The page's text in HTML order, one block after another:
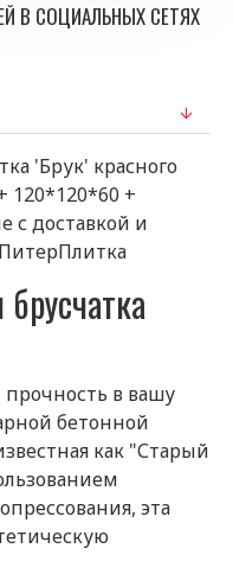
В СОЦИАЛЬНЫХ СЕТЯХ
'Брук' красного
120*120*60 +
с доставкой и
в вашу
бетонной
как "Старый
эта